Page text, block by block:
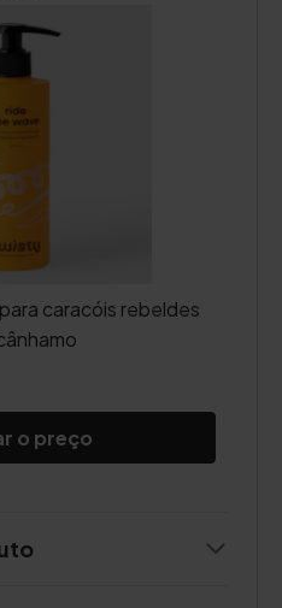
caracóis rebeldes
o preço